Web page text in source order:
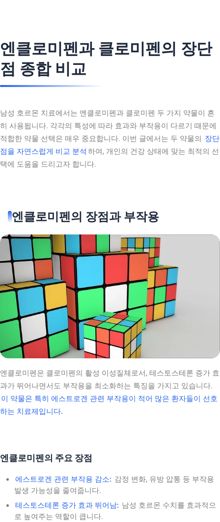
엔클로미펜과 클로미펜의 장단
점 종합 비교
남성 호르몬 치료에서는 엔클로미펜과 클로미펜 두 가지 약물이 흔
히 사용됩니다. 각각의 특성에 따라 효과와 부작용이 다르기 때문에
적합한 약물 선택은 매우 중요합니다. 이번 글에서는 두 약물의
장단
점을 자연스럽게 비교 분석 하여, 개인의 건강 상태에 맞는 최적의 선
택에 도움을 드리고자 합니다.
엔클로미펜의 장점과 부작용
엔클로미펜은 클로미펜의 활성 이성질체로서, 테스토스테론 증가 효
과가 뛰어나면서도 부작용을 최소화하는 특징을 가지고 있습니다.
이 약물은 특히 에스트로겐 관련 부작용이 적어 많은 환자들이 선호
하는 치료제입니다.
엔클로미펜의 주요 장점
에스트로겐 관련 부작용 감소: 감정 변화, 유방 압통 등 부작용
발생 가능성을 줄여줍니다.
테스토스테론 증가 효과 뛰어남: 남성 호르몬 수치를 효과적으
로 높여주는 역할이 큽니다.